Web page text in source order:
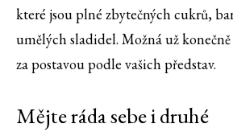
které jsou plné zbytečných cukrů,
umělých sladidel. Možná už
za postavou podle vašich představ.
Mějte ráda sebe i druhé